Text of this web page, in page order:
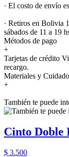
· El costo de envío
· Retiros en Bolivia
sábados de 11 a 19
Métodos de pago
+
Tarjetas de crédito
recargo.
Materiales y
+
También te puede
Cinto Doble
$ 3.500